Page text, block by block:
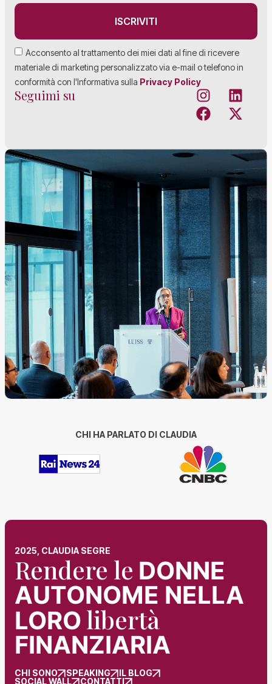
Acconsento al trattamento dei miei dati al fine di ricevere
materiale di marketing personalizzato via e-mail o telefono in
conformità con l'Informativa sulla Privacy Policy
ISCRIVITI
Seguimi su
CHI HA PARLATO DI CLAUDIA
2025, CLAUDIA SEGRE
Rendere le DONNE
AUTONOME NELLA
LORO libertà
FINANZIARIA
CHI SONO SPEAKING
IL BLOG
SOCIAL WALL
CONTATTI